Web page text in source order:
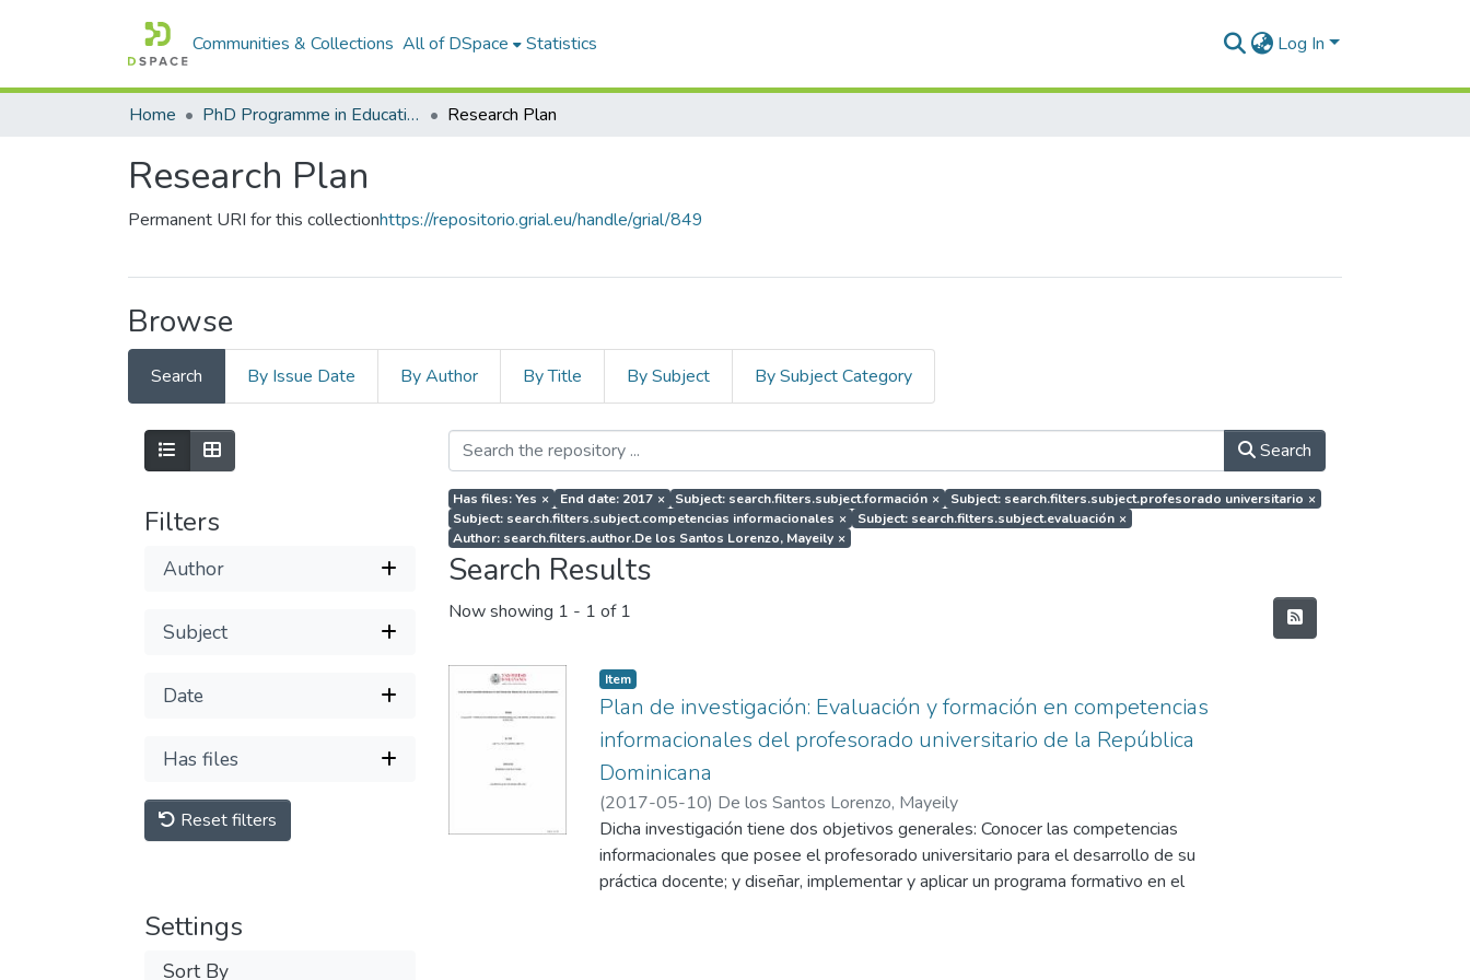
Communities & Collections All of DSpace Statistics Log In
Home PhD Programme in Education in the Knowledge Society Research Plan
Research Plan
Permanent URI for this collectionhttps://repositorio.grial.eu/handle/grial/849
Browse
Search By Issue Date By Author By Title By Subject By Subject Category
Filters
Author
Subject
Date
Has files
Reset filters
Settings
Sort By
Search
Has files: Yes × End date: 2017 × Subject: search.filters.subject.formación × Subject: search.filters.subject.profesorado universitario ×
Subject: search.filters.subject.competencias informacionales × Subject: search.filters.subject.evaluación ×
Author: search.filters.author.De los Santos Lorenzo, Mayeily ×
Search Results
Now showing 1 - 1 of 1
Item
Plan de investigación: Evaluación y formación en competencias
informacionales del profesorado universitario de la República
Dominicana
(2017-05-10) De los Santos Lorenzo, Mayeily
Dicha investigación tiene dos objetivos generales: Conocer las competencias
informacionales que posee el profesorado universitario para el desarrollo de su
práctica docente; y diseñar, implementar y aplicar un programa formativo en el